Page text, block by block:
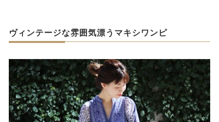
ヴィンテージな雰囲気漂うマキシワンピ